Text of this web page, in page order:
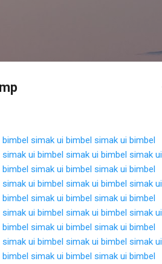
bimbel simak ui bimbel simak ui bimbel
simak ui bimbel simak ui bimbel simak ui
bimbel simak ui bimbel simak ui bimbel
simak ui bimbel simak ui bimbel simak ui
bimbel simak ui bimbel simak ui bimbel
simak ui bimbel simak ui bimbel simak ui
bimbel simak ui bimbel simak ui bimbel
simak ui bimbel simak ui bimbel simak ui
bimbel simak ui bimbel simak ui bimbel